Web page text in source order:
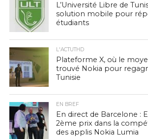
L’Université Libre de
solution mobile pour
étudiants
L'ACTUTHD
Plateforme X, où le
trouvé Nokia pour
Tunisie
EN BREF
En direct de Barcelone :
2ème prix dans la
des applis Nokia Lumia